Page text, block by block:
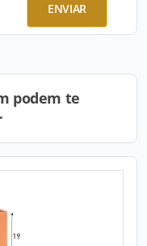
ENVIAR
podem te